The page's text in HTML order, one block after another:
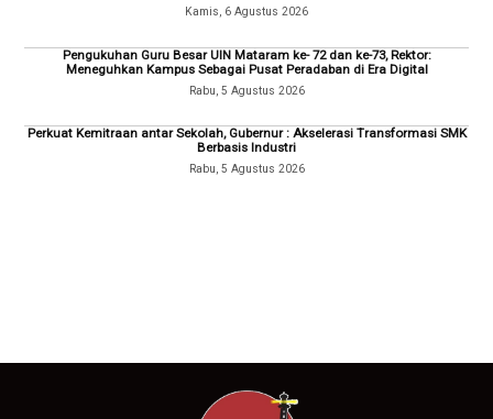
Kamis, 6 Agustus 2026
Pengukuhan Guru Besar UIN Mataram ke- 72 dan ke-73, Rektor:
Meneguhkan Kampus Sebagai Pusat Peradaban di Era Digital
Rabu, 5 Agustus 2026
Perkuat Kemitraan antar Sekolah, Gubernur : Akselerasi Transformasi SMK
Berbasis Industri
Rabu, 5 Agustus 2026